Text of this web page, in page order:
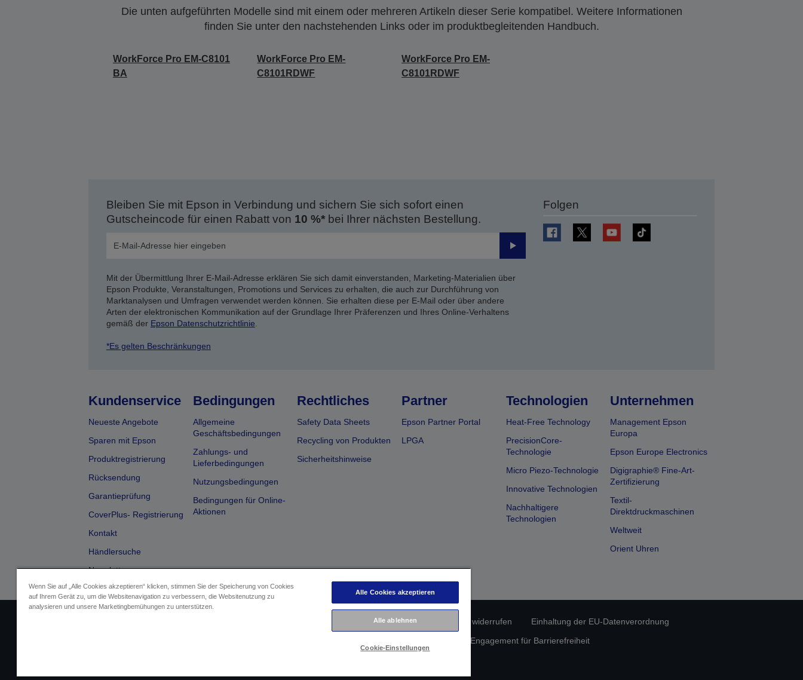
Die unten aufgeführten Modelle sind mit einem oder mehreren Artikeln dieser Serie kompatibel. Weitere Informationen
finden Sie unter den nachstehenden Links oder im produktbegleitenden Handbuch.
WorkForce Pro EM-C8101
BA
WorkForce Pro EM-
C8101RDWF
WorkForce Pro EM-
C8101RDWF
Bleiben Sie mit Epson in Verbindung und sichern Sie sich sofort einen
Gutscheincode für einen Rabatt von 10 %*bei Ihrer nächsten Bestellung.
Senden
Mit der Übermittlung Ihrer E-Mail-Adresse erklären Sie sich damit einverstanden, Marketing-Materialien über
Epson Produkte, Veranstaltungen, Promotions und Services zu erhalten, die auch zur Durchführung von
Marktanalysen und Umfragen verwendet werden können. Sie erhalten diese per E-Mail oder über andere
Arten der elektronischen Kommunikation auf der Grundlage Ihrer Präferenzen und Ihres Online-Verhaltens
gemäß der Epson Datenschutzrichtlinie
*Es gelten Beschränkungen
Folgen
Kundenservice
Neueste Angebote
Sparen mit Epson
Produktregistrierung
Rücksendung
Garantieprüfung
CoverPlus- Registrierung
Kontakt
Händlersuche
Newsletter
Bedingungen
Allgemeine
Geschäftsbedingungen
Zahlungs- und
Lieferbedingungen
Nutzungsbedingungen
Bedingungen für Online-
Aktionen
Rechtliches
Safety Data Sheets
Recycling von Produkten
Sicherheitshinweise
Partner
Epson Partner Portal
LPGA
Technologien
Heat-Free Technology
PrecisionCore-
Technologie
Micro Piezo-Technologie
Innovative Technologien
Nachhaltigere
Technologien
Unternehmen
Management Epson
Europa
Epson Europe Electronics
Digigraphie® Fine-Art-
Zertifizierung
Textil-
Direktdruckmaschinen
Weltweit
Orient Uhren
Datenschutzrichtlinie Vertrag widerrufen
Einhaltung der EU-Datenverordnung
Epson Engagement für Barrierefreiheit
Wenn Sie auf „Alle Cookies akzeptieren“ klicken, stimmen Sie der Speicherung von Cookies
auf Ihrem Gerät zu, um die Websitenavigation zu verbessern, die Websitenutzung zu
analysieren und unsere Marketingbemühungen zu unterstützen.
Alle Cookies akzeptieren
Alle ablehnen
Cookie-Einstellungen